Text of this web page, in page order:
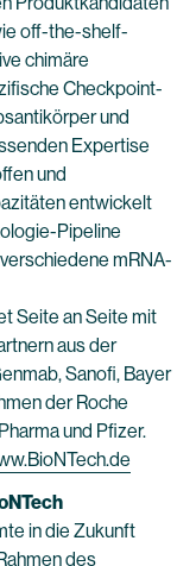
off-the-shelf-
chimäre
Checkpoint-
und
Expertise
und
entwickelt
Pipeline
mRNA-
Seite an Seite mit
aus der
Sanofi, Bayer
der Roche
und Pfizer.
in die Zukunft
des